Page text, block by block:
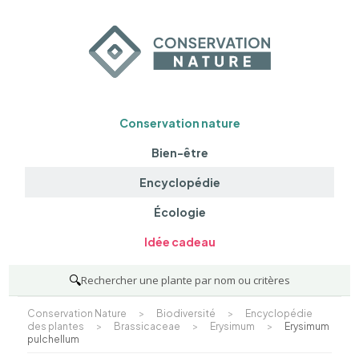
Conservation nature
Bien-être
Encyclopédie
Écologie
Idée cadeau
🔍Rechercher une plante par nom ou critères
Conservation Nature > Biodiversité >
Encyclopédie
des plantes
> Brassicaceae > Erysimum >
Erysimum
pulchellum